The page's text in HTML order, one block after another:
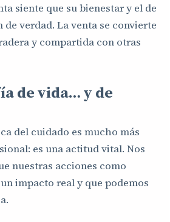
siente que su bienestar y el de
verdad. La venta se convierte
y compartida con otras
de vida… y de
del cuidado es mucho más
es una actitud vital. Nos
nuestras acciones como
impacto real y que podemos